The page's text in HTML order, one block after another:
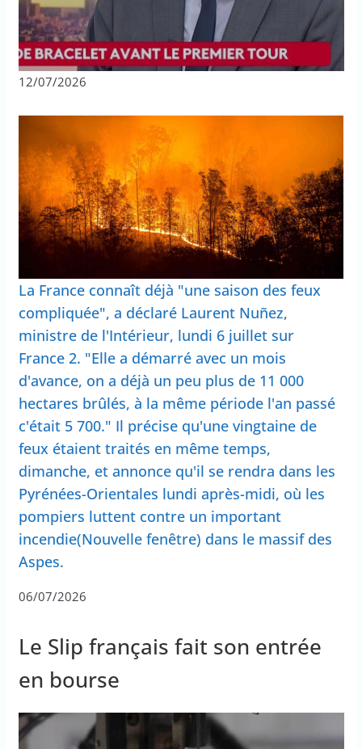
12/07/2026
La France connaît déjà "une saison des feux
compliquée", a déclaré Laurent Nuñez,
ministre de l'Intérieur, lundi 6 juillet sur
France 2. "Elle a démarré avec un mois
d'avance, on a déjà un peu plus de 11 000
hectares brûlés, à la même période l'an passé
c'était 5 700." Il précise qu'une vingtaine de
feux étaient traités en même temps,
dimanche, et annonce qu'il se rendra dans les
Pyrénées-Orientales lundi après-midi, où les
pompiers luttent contre un important
incendie(Nouvelle fenêtre) dans le massif des
Aspes.
06/07/2026
Le Slip français fait son entrée
en bourse